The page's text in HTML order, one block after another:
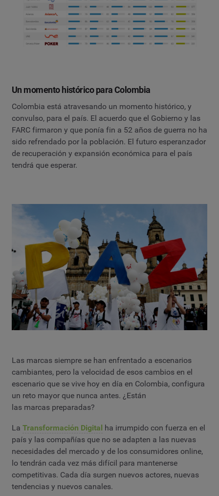
Un momento histórico para Colombia
Colombia está atravesando un momento histórico, y
convulso, para el país. El acuerdo que el Gobierno y las
FARC firmaron y que ponía fin a 52 años de guerra no ha
sido refrendado por la población. El futuro esperanzador
de recuperación y expansión económica para el país
tendrá que esperar.
Las marcas siempre se han enfrentado a escenarios
cambiantes, pero la velocidad de esos cambios en el
escenario que se vive hoy en día en Colombia, configura
un reto mayor que nunca antes. ¿Están
las marcas preparadas?
La Transformación Digital ha irrumpido con fuerza en el
país y las compañías que no se adapten a las nuevas
necesidades del mercado y de los consumidores online,
lo tendrán cada vez más difícil para mantenerse
competitivas. Cada día surgen nuevos actores, nuevas
tendencias y nuevos canales.